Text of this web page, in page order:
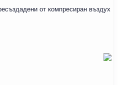
от компресиран въздух